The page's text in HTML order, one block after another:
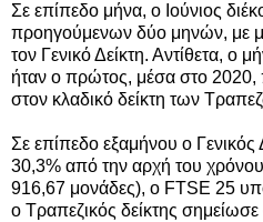
Σε επίπεδο μήνα, ο Ιούνιος
προηγούμενων δύο μηνών, με
τον Γενικό Δείκτη. Αντίθετα, ο
ήταν ο πρώτος, μέσα στο
στον κλαδικό δείκτη των
Σε επίπεδο εξαμήνου ο Γενικός
30,3% από την αρχή του χρόνου
916,67 μονάδες), ο FTSE 25
ο Τραπεζικός δείκτης σημείωσε